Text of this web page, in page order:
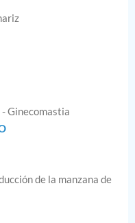
- Ginecomastia
de la manzana de